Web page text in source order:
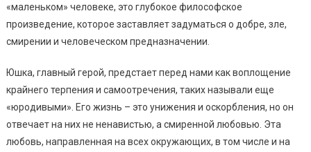
«маленьком» человеке, это глубокое философское
произведение, которое заставляет задуматься о добре, зле,
смирении и человеческом предназначении.
Юшка, главный герой, предстает перед нами как воплощение
крайнего терпения и самоотречения, таких называли еще
«юродивыми». Его жизнь – это унижения и оскорбления, но он
отвечает на них не ненавистью, а смиренной любовью. Эта
любовь, направленная на всех окружающих, в том числе и на